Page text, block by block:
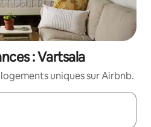
: Vartsala
uniques sur Airbnb.
parcourez-les en utilisant